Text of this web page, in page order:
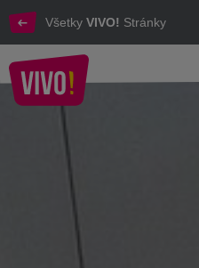
Všetky VIVO! Stránky
Zážitok z nakupovania vo VIVO!